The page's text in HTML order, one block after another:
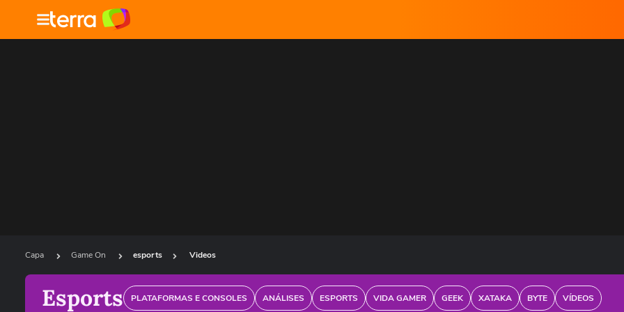
Capa Game On esports Videos
Esports PLATAFORMAS E CONSOLES ANÁLISES ESPORTS VIDA GAMER GEEK XATAKA BYTE VÍDEOS